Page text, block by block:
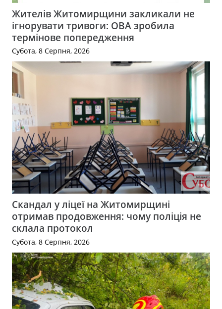
Жителів Житомирщини закликали не
ігнорувати тривоги: ОВА зробила
термінове попередження
Субота, 8 Серпня, 2026
Скандал у ліцеї на Житомирщині
отримав продовження: чому поліція не
склала протокол
Субота, 8 Серпня, 2026